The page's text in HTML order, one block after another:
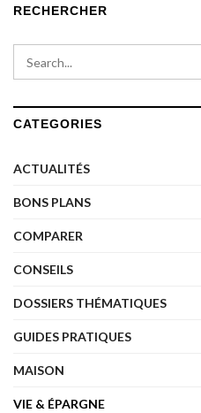
RECHERCHER
CATEGORIES
ACTUALITÉS
BONS PLANS
COMPARER
CONSEILS
DOSSIERS THÉMATIQUES
GUIDES PRATIQUES
MAISON
VIE & ÉPARGNE